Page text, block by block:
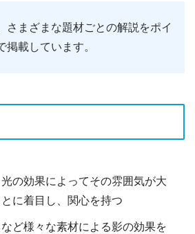
まざまな題材ごとの解説をポイ
掲載しています。
の効果によってその雰囲気が大
に着目し、関心を持つ
ど様々な素材による影の効果を